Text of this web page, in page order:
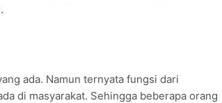
ada. Namun ternyata fungsi dari
di masyarakat. Sehingga beberapa orang